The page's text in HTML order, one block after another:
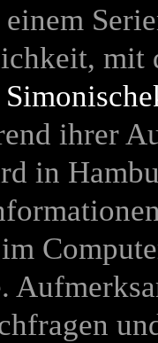
mit
ihrer
in